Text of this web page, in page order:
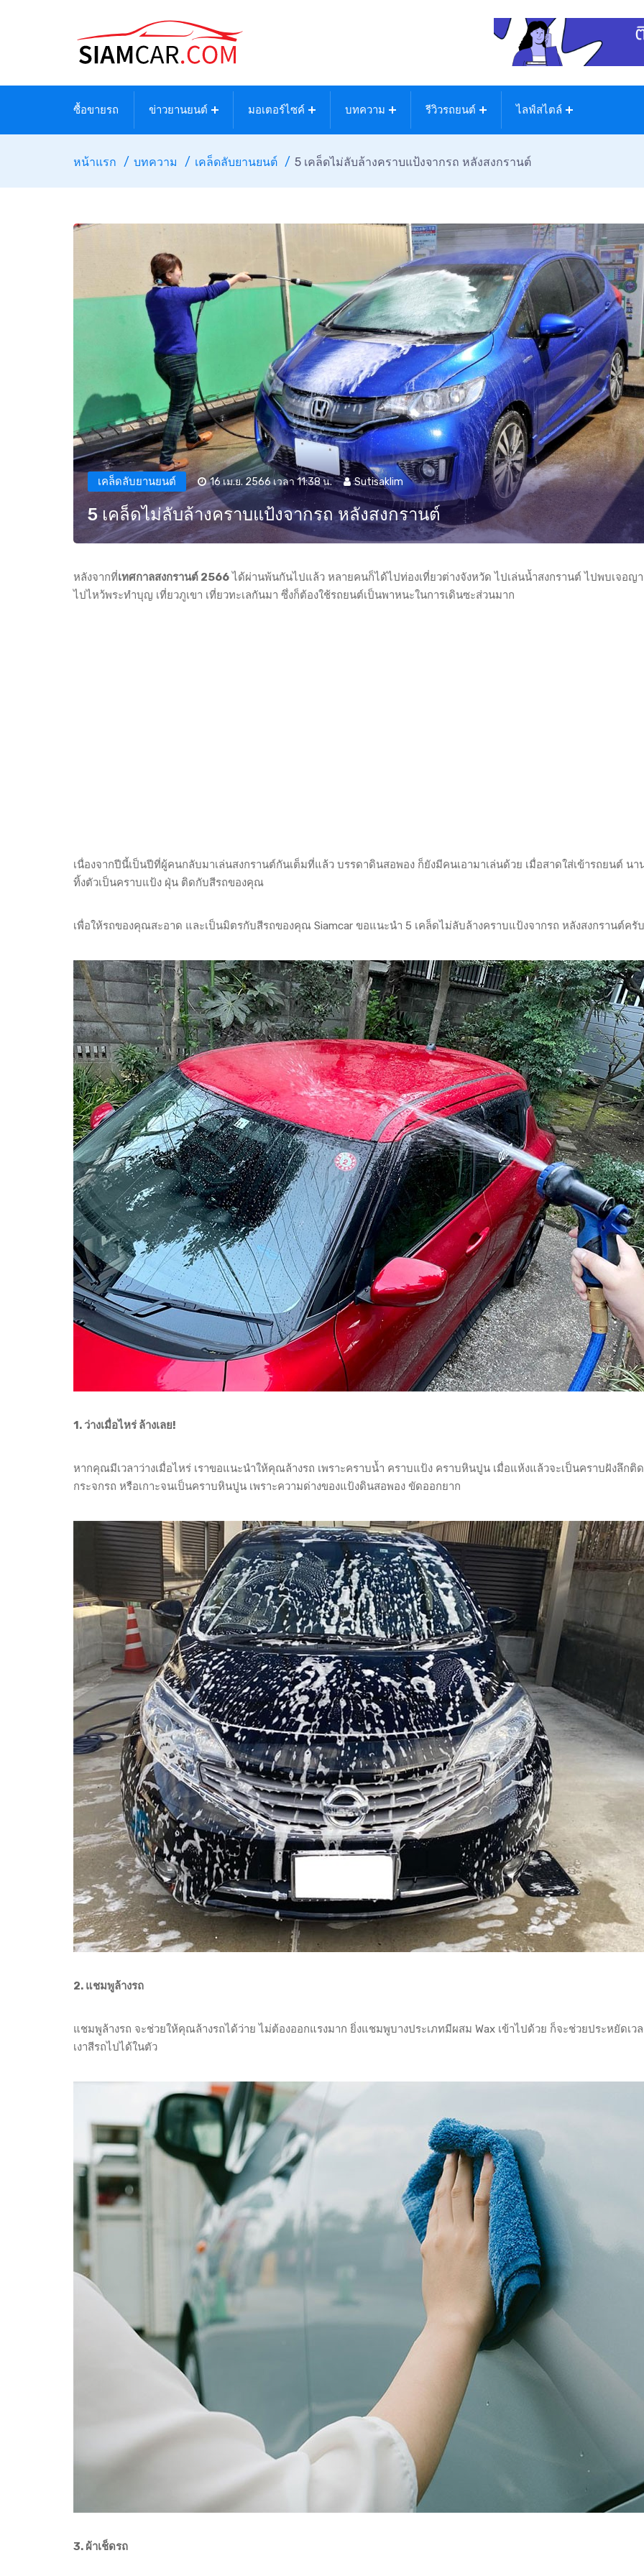
ซื้อขายรถ ข่าวยานยนต์ มอเตอร์ไซค์ บทความ รีวิวรถยนต์ ไลฟ์สไตล์
หน้าแรก บทความ เคล็ดลับยานยนต์ 5 เคล็ดไม่ลับล้างคราบแป้งจากรถ หลังสงกรานต์
เคล็ดลับยานยนต์ 16 เม.ย. 2566 เวลา 11:38 น. Sutisaklim
5 เคล็ดไม่ลับล้างคราบแป้งจากรถ หลังสงกรานต์
หลังจากที่เทศกาลสงกรานต์ 2566ได้ผ่านพ้นกันไปแล้ว หลายคนก็ได้ไปท่องเที่ยวต่างจังหวัด ไปเล่นน้ำสงกรานต์ ไปพบเจอญ
ไปไหว้พระทำบุญ เที่ยวภูเขา เที่ยวทะเลกันมา ซึ่งก็ต้องใช้รถยนต์เป็นพาหนะในการเดินซะส่วนมาก
เนื่องจากปีนี้เป็นปีที่ผู้คนกลับมาเล่นสงกรานต์กันเต็มที่แล้ว บรรดาดินสอพอง ก็ยังมีคนเอามาเล่นด้วย เมื่อสาดใส่เข้ารถยนต์ นา
ทิ้งตัวเป็นคราบแป้ง ฝุ่น ติดกับสีรถของคุณ
เพื่อให้รถของคุณสะอาด และเป็นมิตรกับสีรถของคุณ Siamcar ขอแนะนำ 5 เคล็ดไม่ลับล้างคราบแป้งจากรถ หลังสงกรานต์ครับ
1. ว่างเมื่อไหร่ ล้างเลย!
หากคุณมีเวลาว่างเมื่อไหร่ เราขอแนะนำให้คุณล้างรถ เพราะคราบน้ำ คราบแป้ง คราบหินปูน เมื่อแห้งแล้วจะเป็นคราบฝังลึกติ
กระจกรถ หรือเกาะจนเป็นคราบหินปูน เพราะความด่างของแป้งดินสอพอง ขัดออกยาก
2. แชมพูล้างรถ
แชมพูล้างรถ จะช่วยให้คุณล้างรถได้ว่าย ไม่ต้องออกแรงมาก ยิ่งแชมพูบางประเภทมีผสม Wax เข้าไปด้วย ก็จะช่วยประหยัดเว
เงาสีรถไปได้ในตัว
3. ผ้าเช็ดรถ